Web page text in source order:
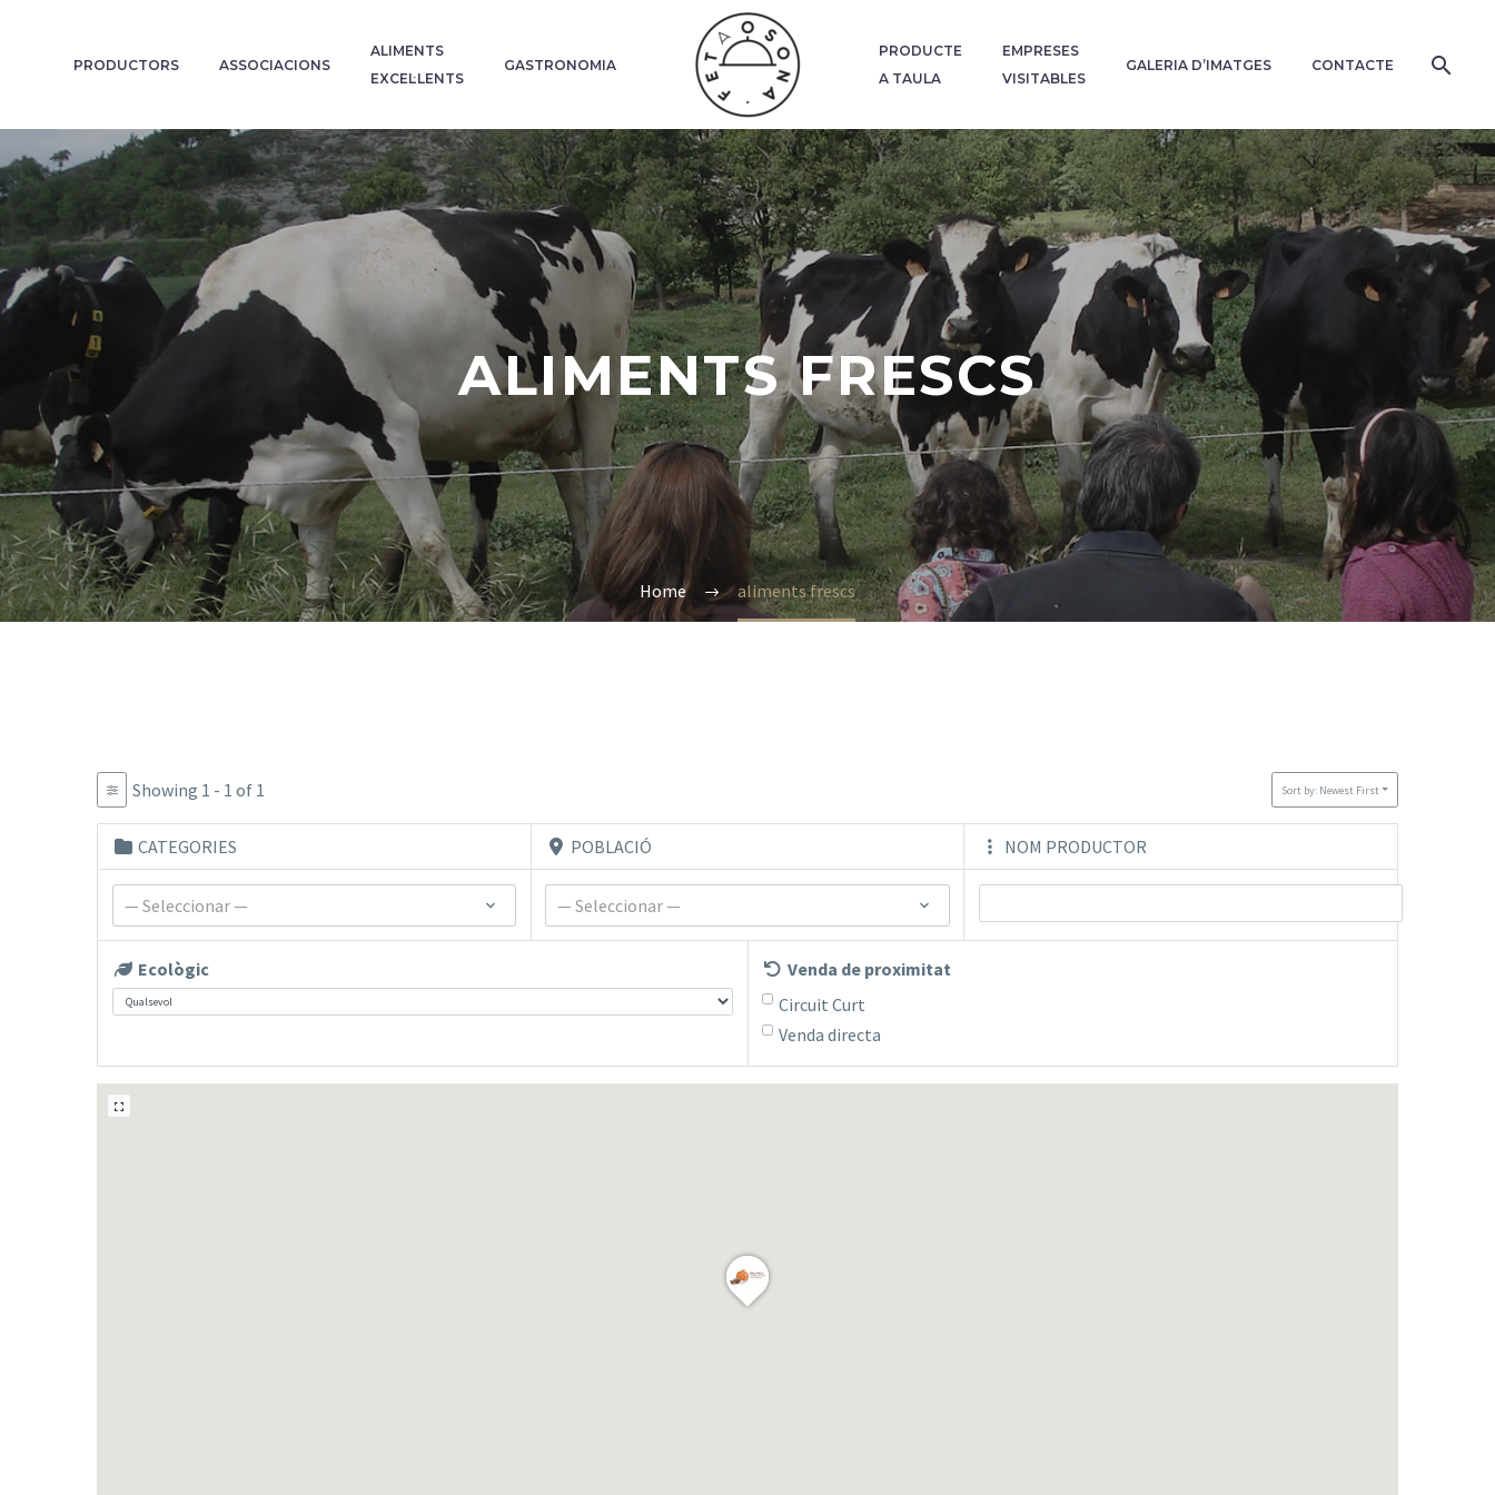
PRODUCTORS ASSOCIACIONS
ALIMENTS
EXCEL·LENTS
GASTRONOMIA
PRODUCTE
A TAULA
EMPRESES
VISITABLES
GALERIA D’IMATGES CONTACTE
ALIMENTS FRESCS
Home aliments frescs
Showing 1 - 1 of 1 Sort by: Newest First
CATEGORIES
— Seleccionar —
POBLACIÓ
— Seleccionar —
NOM PRODUCTOR
Ecològic
Venda de proximitat
Circuit Curt
Venda directa